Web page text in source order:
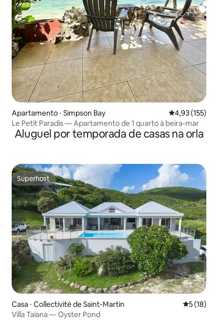
Apartamento ⋅ Simpson Bay 4,93 de uma
4,93 (155)
Le Petit Paradis — Apartamento de 1 quarto à beira-mar
Aluguel por temporada de casas na orla
Superhost
Superhost
Casa ⋅ Collectivité de Saint-Martin 5 de uma
5 (18)
Villa Taïana — Oyster Pond